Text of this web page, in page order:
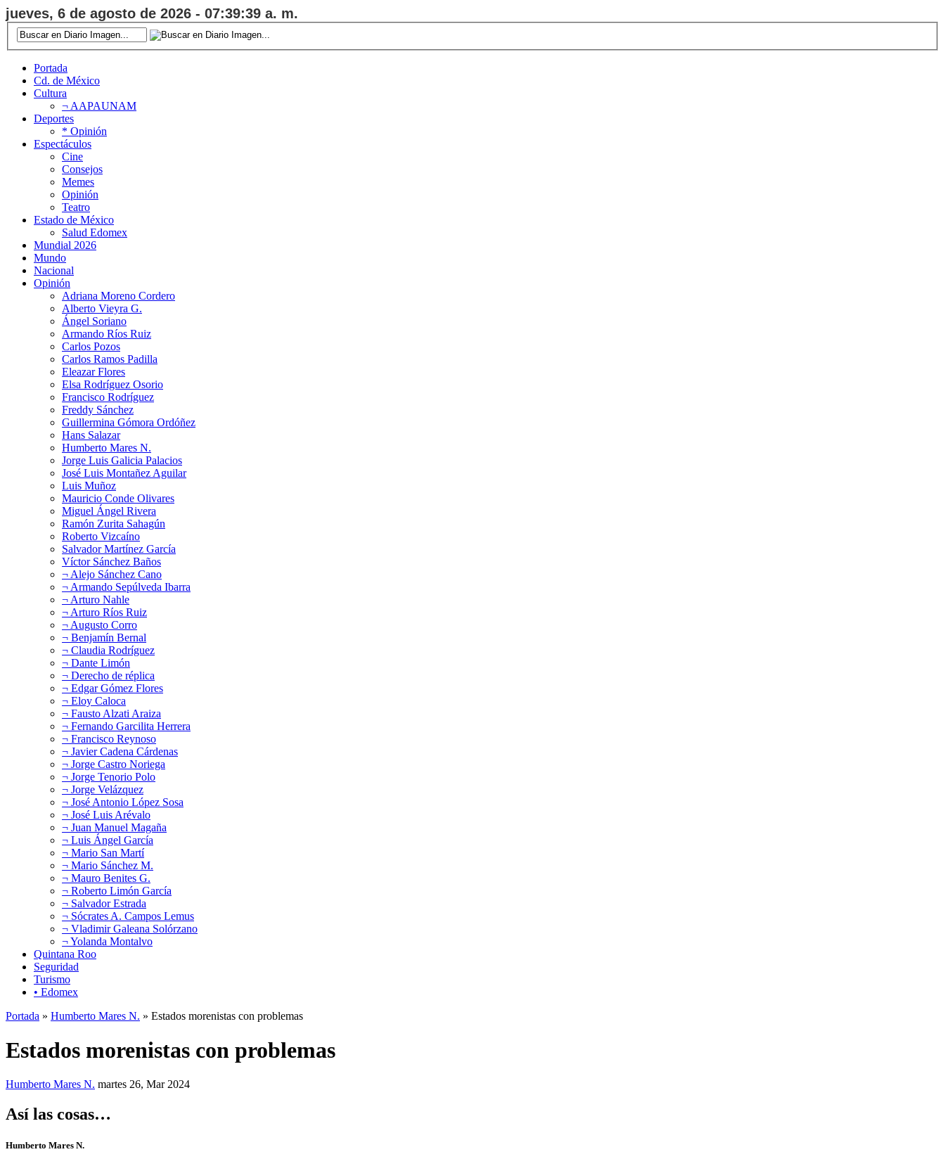
jueves, 6 de agosto de 2026 - 07:39:40 a. m.
Portada
Cd. de México
Cultura
¬ AAPAUNAM
Deportes
* Opinión
Espectáculos
Cine
Consejos
Memes
Opinión
Teatro
Estado de México
Salud Edomex
Mundial 2026
Mundo
Nacional
Opinión
Adriana Moreno Cordero
Alberto Vieyra G.
Ángel Soriano
Armando Ríos Ruiz
Carlos Pozos
Carlos Ramos Padilla
Eleazar Flores
Elsa Rodríguez Osorio
Francisco Rodríguez
Freddy Sánchez
Guillermina Gómora Ordóñez
Hans Salazar
Humberto Mares N.
Jorge Luis Galicia Palacios
José Luis Montañez Aguilar
Luis Muñoz
Mauricio Conde Olivares
Miguel Ángel Rivera
Ramón Zurita Sahagún
Roberto Vizcaíno
Salvador Martínez García
Víctor Sánchez Baños
¬ Alejo Sánchez Cano
¬ Armando Sepúlveda Ibarra
¬ Arturo Nahle
¬ Arturo Ríos Ruiz
¬ Augusto Corro
¬ Benjamín Bernal
¬ Claudia Rodríguez
¬ Dante Limón
¬ Derecho de réplica
¬ Edgar Gómez Flores
¬ Eloy Caloca
¬ Fausto Alzati Araiza
¬ Fernando Garcilita Herrera
¬ Francisco Reynoso
¬ Javier Cadena Cárdenas
¬ Jorge Castro Noriega
¬ Jorge Tenorio Polo
¬ Jorge Velázquez
¬ José Antonio López Sosa
¬ José Luis Arévalo
¬ Juan Manuel Magaña
¬ Luis Ángel García
¬ Mario San Martí
¬ Mario Sánchez M.
¬ Mauro Benites G.
¬ Roberto Limón García
¬ Salvador Estrada
¬ Sócrates A. Campos Lemus
¬ Vladimir Galeana Solórzano
¬ Yolanda Montalvo
Quintana Roo
Seguridad
Turismo
• Edomex
Portada » Humberto Mares N. » Estados morenistas con problemas
Estados morenistas con problemas
Humberto Mares N. martes 26, Mar 2024
Así las cosas…
Humberto Mares N.